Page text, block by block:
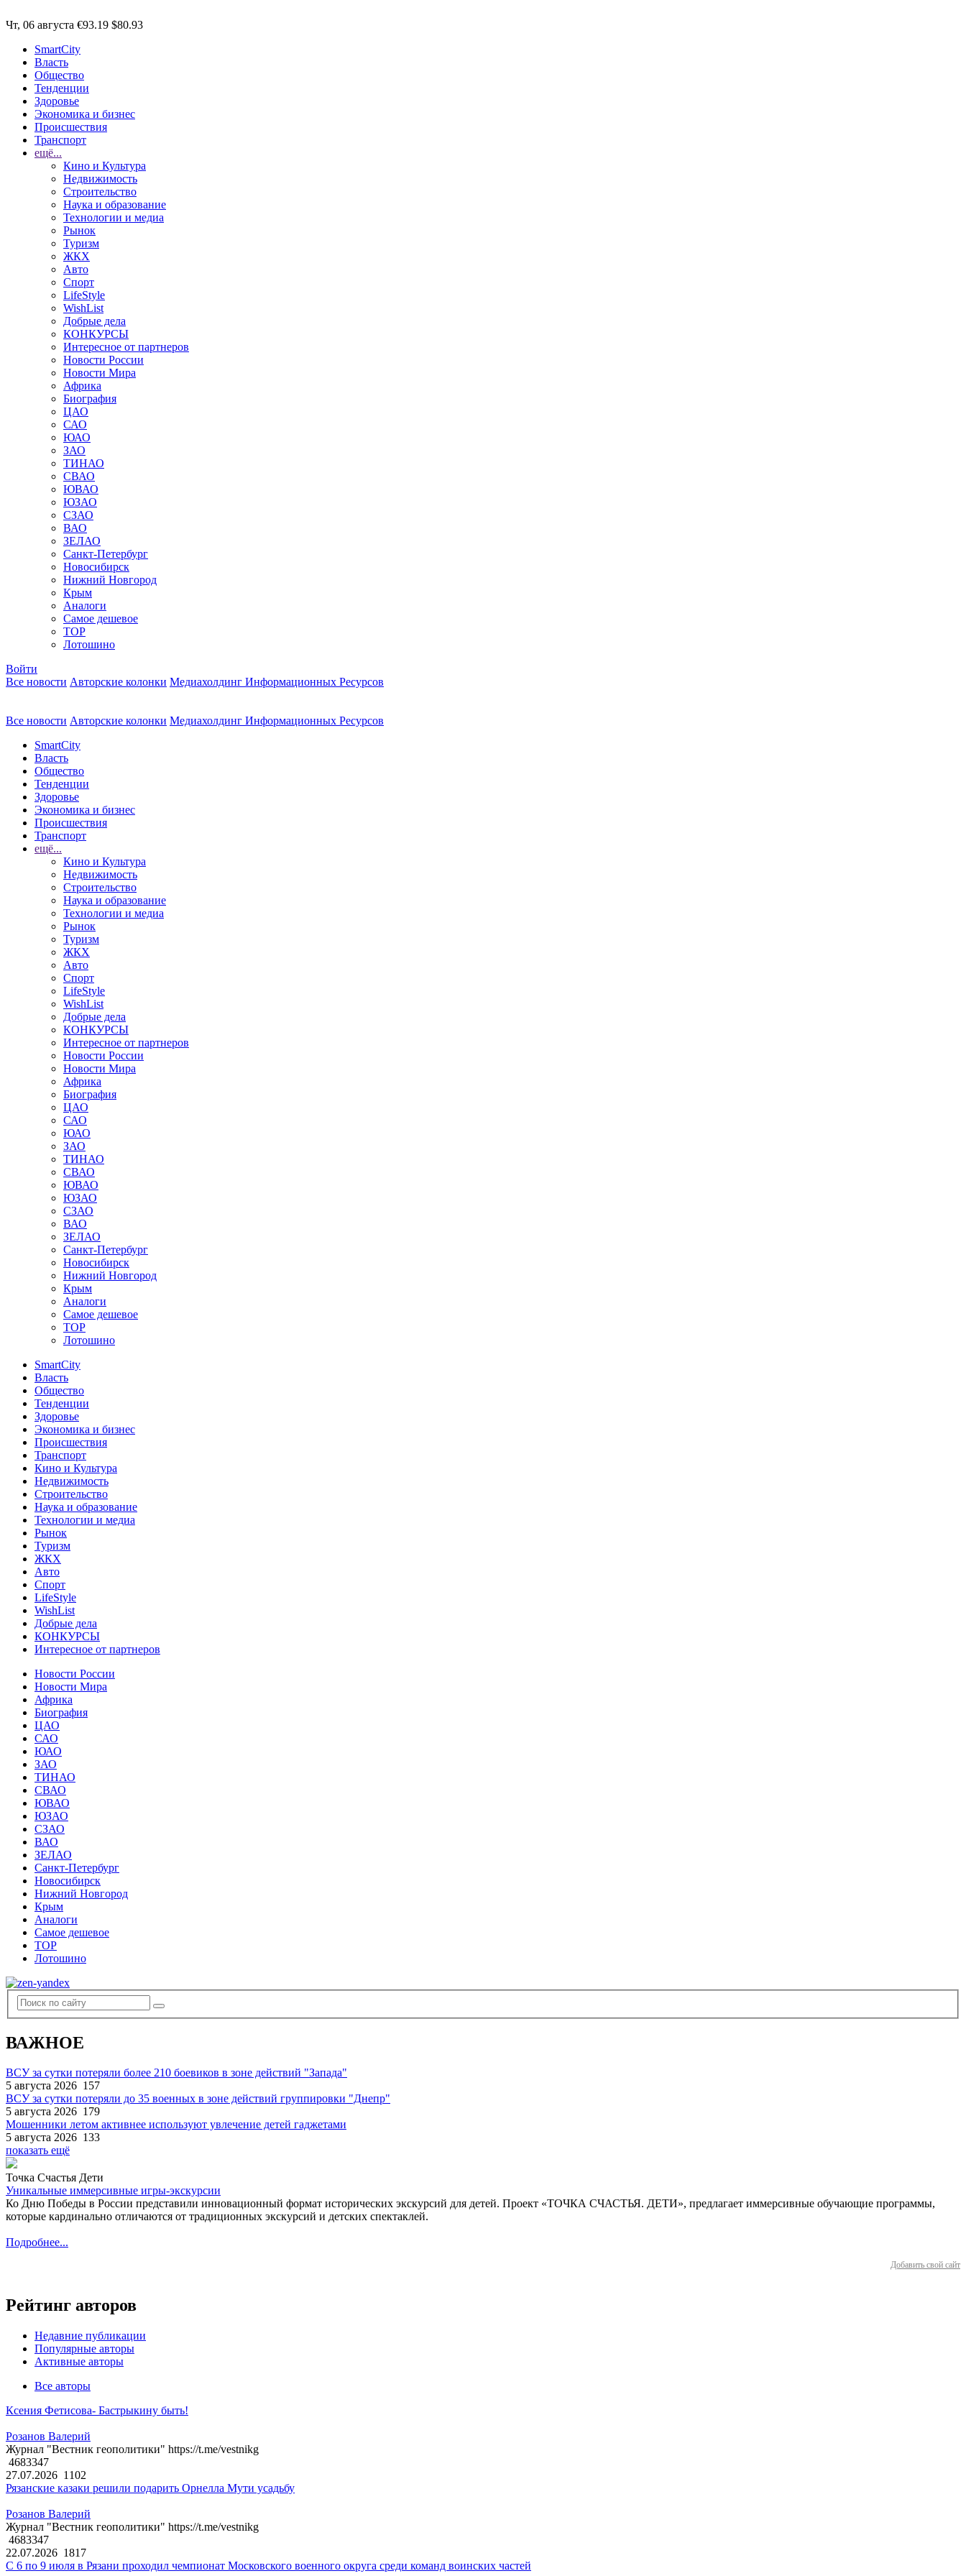
Чт, 06 августа €93.19 $80.93
SmartCity
Власть
Общество
Тенденции
Здоровье
Экономика и бизнес
Происшествия
Транспорт
ещё...
Кино и Культура
Недвижимость
Строительство
Наука и образование
Технологии и медиа
Рынок
Туризм
ЖКХ
Авто
Спорт
LifeStyle
WishList
Добрые дела
КОНКУРСЫ
Интересное от партнеров
Новости России
Новости Мира
Африка
Биография
ЦАО
САО
ЮАО
ЗАО
ТИНАО
СВАО
ЮВАО
ЮЗАО
СЗАО
ВАО
ЗЕЛАО
Санкт-Петербург
Новосибирск
Нижний Новгород
Крым
Аналоги
Самое дешевое
TOP
Лотошино
Войти
Все новости Авторские колонки Медиахолдинг Информационных Ресурсов
Все новости Авторские колонки Медиахолдинг Информационных Ресурсов
SmartCity
Власть
Общество
Тенденции
Здоровье
Экономика и бизнес
Происшествия
Транспорт
ещё...
Кино и Культура
Недвижимость
Строительство
Наука и образование
Технологии и медиа
Рынок
Туризм
ЖКХ
Авто
Спорт
LifeStyle
WishList
Добрые дела
КОНКУРСЫ
Интересное от партнеров
Новости России
Новости Мира
Африка
Биография
ЦАО
САО
ЮАО
ЗАО
ТИНАО
СВАО
ЮВАО
ЮЗАО
СЗАО
ВАО
ЗЕЛАО
Санкт-Петербург
Новосибирск
Нижний Новгород
Крым
Аналоги
Самое дешевое
TOP
Лотошино
SmartCity
Власть
Общество
Тенденции
Здоровье
Экономика и бизнес
Происшествия
Транспорт
Кино и Культура
Недвижимость
Строительство
Наука и образование
Технологии и медиа
Рынок
Туризм
ЖКХ
Авто
Спорт
LifeStyle
WishList
Добрые дела
КОНКУРСЫ
Интересное от партнеров
Новости России
Новости Мира
Африка
Биография
ЦАО
САО
ЮАО
ЗАО
ТИНАО
СВАО
ЮВАО
ЮЗАО
СЗАО
ВАО
ЗЕЛАО
Санкт-Петербург
Новосибирск
Нижний Новгород
Крым
Аналоги
Самое дешевое
TOP
Лотошино
ВАЖНОЕ
ВСУ за сутки потеряли более 210 боевиков в зоне действий "Запада"
5 августа 2026 157
ВСУ за сутки потеряли до 35 военных в зоне действий группировки "Днепр"
5 августа 2026 179
Мошенники летом активнее используют увлечение детей гаджетами
5 августа 2026 133
показать ещё
Точка Счастья Дети
Уникальные иммерсивные игры-экскурсии
Ко Дню Победы в России представили инновационный формат исторических экскурсий для детей. Проект «ТОЧКА СЧАСТЬЯ. ДЕТИ», предлагает иммерсивные обучающие программы,
которые кардинально отличаются от традиционных экскурсий и детских спектаклей.
Подробнее...
Добавить свой сайт
Рейтинг авторов
Недавние публикации
Популярные авторы
Активные авторы
Все авторы
Ксения Фетисова- Бастрыкину быть!
Розанов Валерий
Журнал "Вестник геополитики" https://t.me/vestnikg
4683347
27.07.2026 1102
Рязанские казаки решили подарить Орнелла Мути усадьбу
Розанов Валерий
Журнал "Вестник геополитики" https://t.me/vestnikg
4683347
22.07.2026 1817
С 6 по 9 июля в Рязани проходил чемпионат Московского военного округа среди команд воинских частей